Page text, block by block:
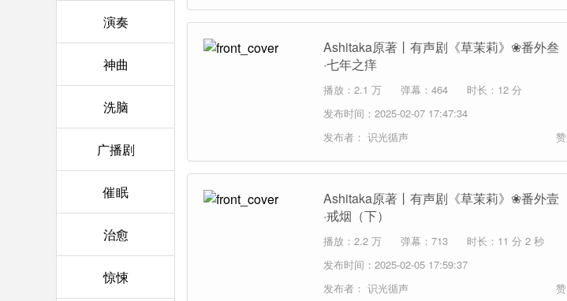
演奏
神曲
洗脑
广播剧
催眠
治愈
惊悚
Ashitaka原著丨有声剧《草茉莉》❀番外叁
·七年之痒
播放：2.1 万 弹幕：464
时长：12 分
发布时间：2025-02-07 17:47:34
发布者： 识光循声 赞
Ashitaka原著丨有声剧《草茉莉》❀番外壹
·戒烟（下）
播放：2.2 万 弹幕：713
时长：11 分 2 秒
发布时间：2025-02-05 17:59:37
发布者： 识光循声 赞